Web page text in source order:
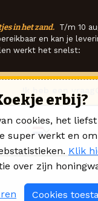
in het zand. T/m 10
en kan je
werkt het snelst:
erbij?
cookies, het
super werkt en
Klik
over zijn
Cookies